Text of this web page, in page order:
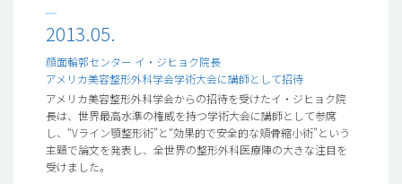
2013.05.
顔面輪郭センター イ・ジヒョク院長
アメリカ美容整形外科学会学術大会に講師として招待
アメリカ美容整形外科学会からの招待を受けたイ・ジヒョク院
長は、世界最高水準の権威を持つ学術大会に講師として参席
し、“Vライン顎整形術”と“効果的で安全的な頬骨縮小術”という
主題で論文を発表し、全世界の整形外科医療陣の大きな注目を
受けました。